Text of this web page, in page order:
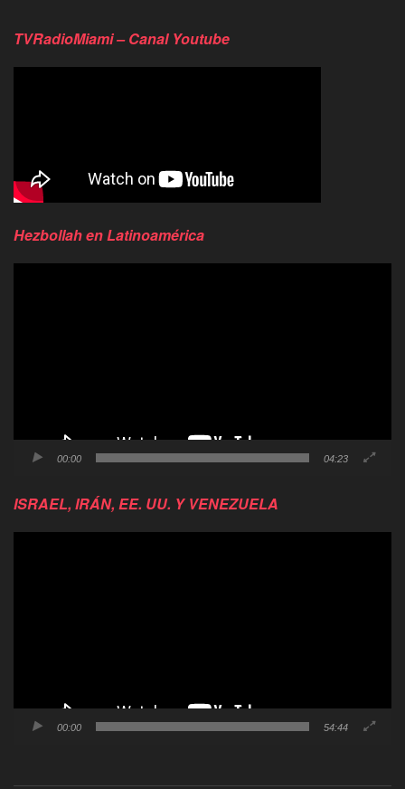
TVRadioMiami – Canal Youtube
Hezbollah en Latinoamérica
00:00 04:23
ISRAEL, IRÁN, EE. UU. Y VENEZUELA
00:00 54:44